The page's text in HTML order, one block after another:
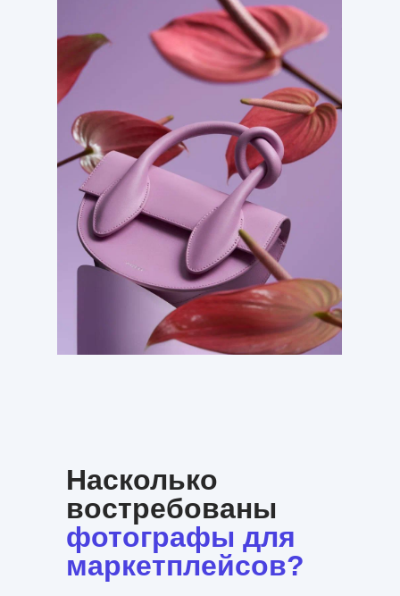
Насколько
востребованы
фотографы для
маркетплейсов?